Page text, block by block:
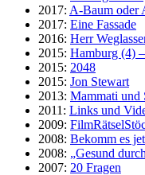
2017: A-Baum oder
2017: Eine Fassade
2016: Herr
2015: Hamburg (4)
2015: 2048
2015: Jon Stewart
2013: Mammati und
2011: Links und
2009:
2008: Bekomm es
2008: „Gesund
2007: 20 Fragen